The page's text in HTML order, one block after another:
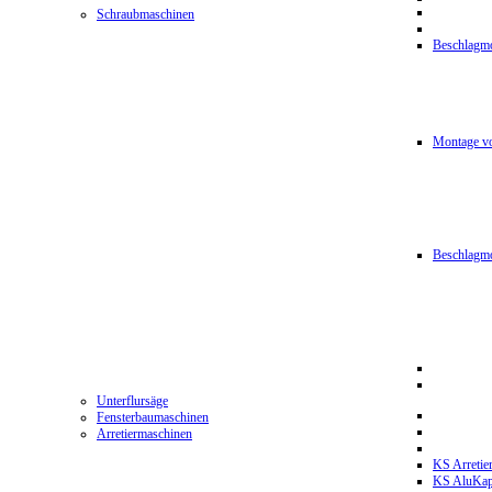
Schraubmaschinen
Montage
Unterflursäge
Fensterbaumaschinen
Arretiermaschinen
KS
KS